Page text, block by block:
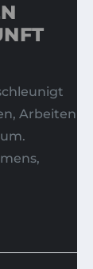
Arbeiten